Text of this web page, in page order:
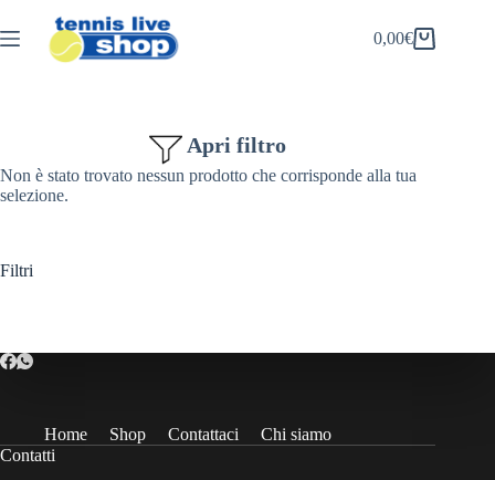
al
contenuto
Carrello
0,00€
Apri filtro
Non è stato trovato nessun prodotto che corrisponde alla tua
selezione.
Filtri
Home Shop Contattaci
Chi siamo
Contatti